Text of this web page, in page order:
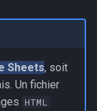
Sheets, soit
Un fichier
HTML